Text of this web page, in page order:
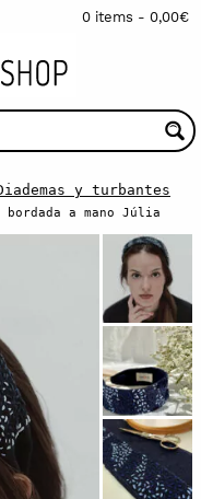
0 items - 0,00€
y turbantes
a mano Júlia